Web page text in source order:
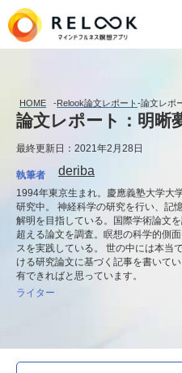
HOME -Relook論文レポート-論文レポ
論文レポート：明晰
最終更新日：2021年2月28日
執筆者 deriba
1994年東京生まれ。慶應義塾大学大
研究中。 神経科学の研究を行い、記
解明を目指している。国際学術論文
超える論文を調査。瞑想の科学的側
スを実践している。 世の中には本当
ける研究論文に基づく記事を書いて
有できればと思っています。
ライター